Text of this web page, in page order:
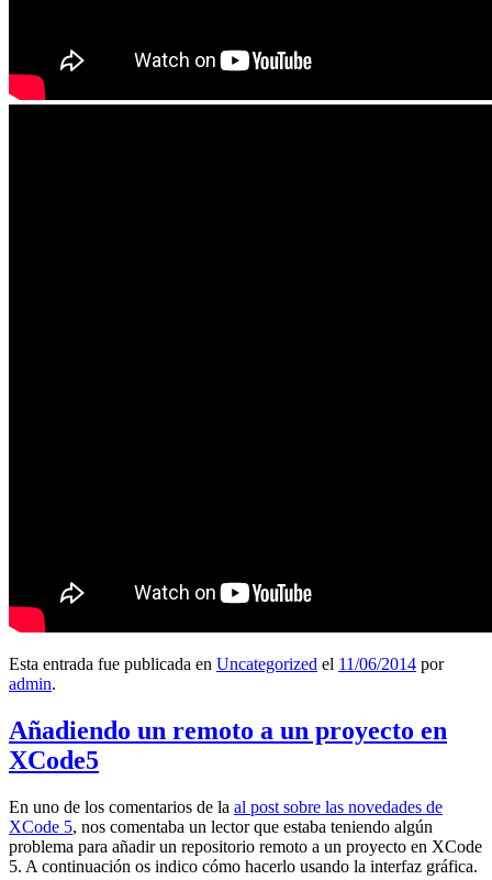
Esta entrada fue publicada en Uncategorized el 11/06/2014 por
admin.
Añadiendo un remoto a un proyecto en
XCode5
En uno de los comentarios de la al post sobre las novedades de
XCode 5, nos comentaba un lector que estaba teniendo algún
problema para añadir un repositorio remoto a un proyecto en XCode
5. A continuación os indico cómo hacerlo usando la interfaz gráfica.